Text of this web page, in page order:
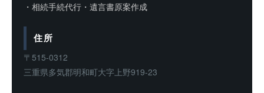
・相続手続代行・遺言書原案作成
住所
〒515-0312
三重県多気郡明和町大字上野919-23